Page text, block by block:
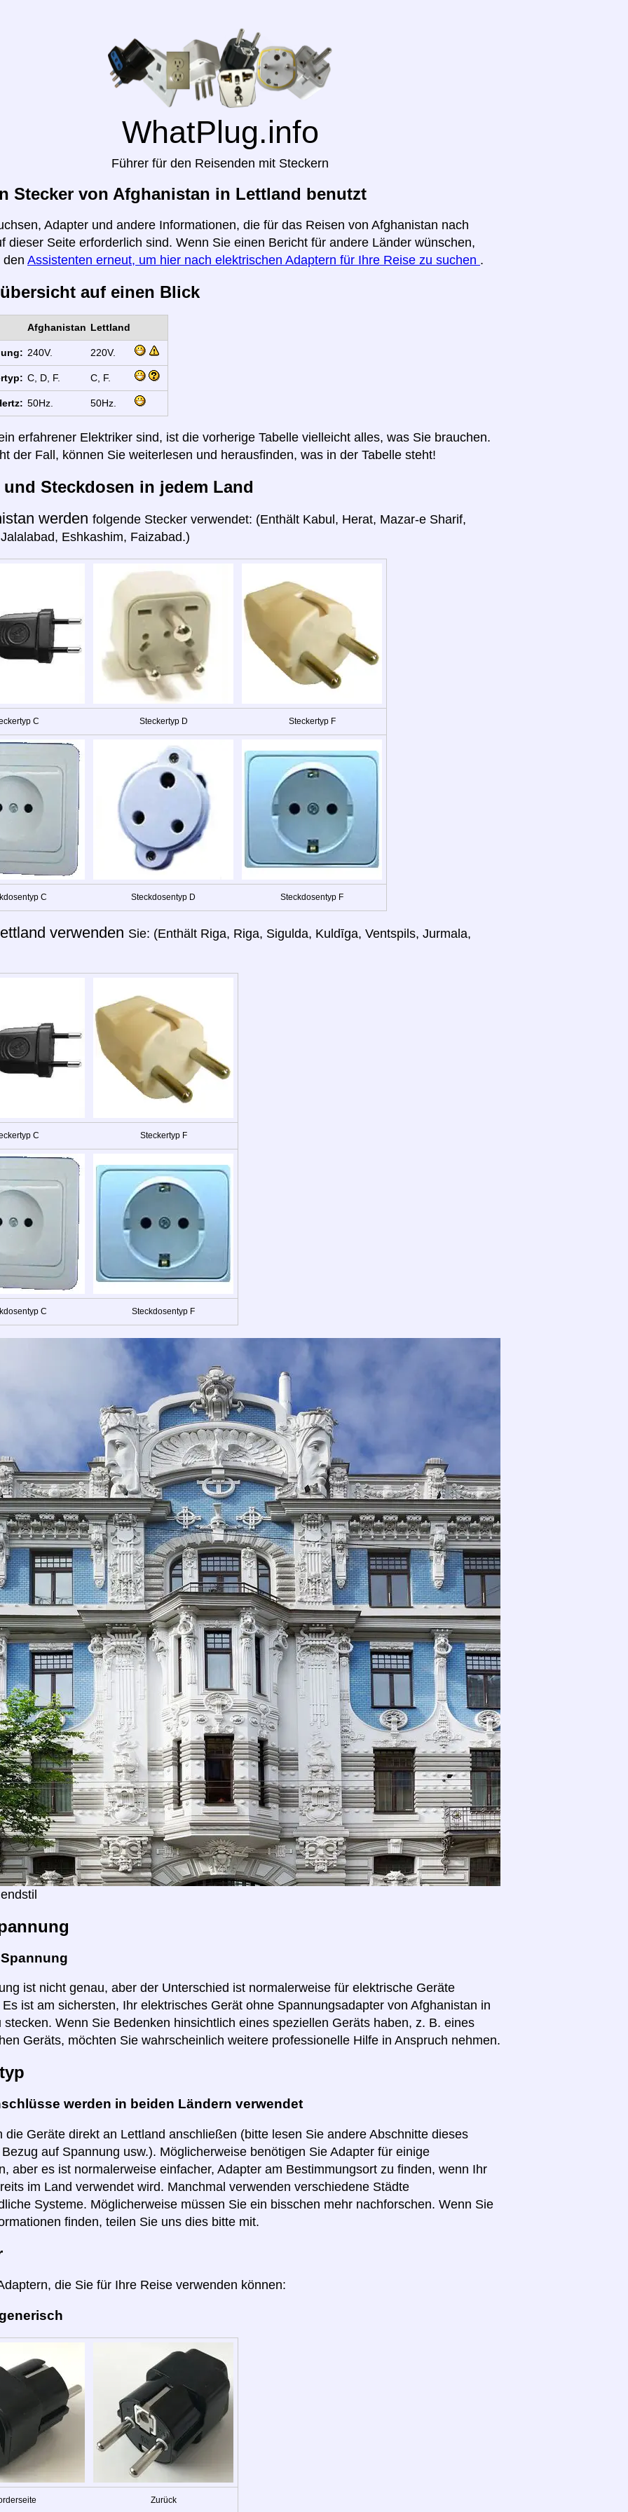
WhatPlug.info
Führer für den Reisenden mit Steckern
Stecker von Afghanistan in Lettland benutzt
Adapter und andere Informationen, die für das Reisen von Afghanistan nach
dieser Seite erforderlich sind. Wenn Sie einen Bericht für andere Länder wünschen,
den Assistenten erneut, um hier nach elektrischen Adaptern für Ihre Reise zu suchen .
auf einen Blick
Afghanistan Lettland
240V. 220V.
C, D, F. C, F.
50Hz. 50Hz.
erfahrener Elektriker sind, ist die vorherige Tabelle vielleicht alles, was Sie brauchen.
der Fall, können Sie weiterlesen und herausfinden, was in der Tabelle steht!
und Steckdosen in jedem Land
werden folgende Stecker verwendet: (Enthält Kabul, Herat, Mazar-e Sharif,
Eshkashim, Faizabad.)
C Steckertyp D Steckertyp F
C Steckdosentyp D Steckdosentyp F
verwenden Sie: (Enthält Riga, Riga, Sigulda, Kuldīga, Ventspils, Jurmala,
C Steckertyp F
C Steckdosentyp F
ist nicht genau, aber der Unterschied ist normalerweise für elektrische Geräte
ist am sichersten, Ihr elektrisches Gerät ohne Spannungsadapter von Afghanistan in
stecken. Wenn Sie Bedenken hinsichtlich eines speziellen Geräts haben, z. B. eines
Geräts, möchten Sie wahrscheinlich weitere professionelle Hilfe in Anspruch nehmen.
werden in beiden Ländern verwendet
die Geräte direkt an Lettland anschließen (bitte lesen Sie andere Abschnitte dieses
auf Spannung usw.). Möglicherweise benötigen Sie Adapter für einige
aber es ist normalerweise einfacher, Adapter am Bestimmungsort zu finden, wenn Ihr
im Land verwendet wird. Manchmal verwenden verschiedene Städte
Systeme. Möglicherweise müssen Sie ein bisschen mehr nachforschen. Wenn Sie
finden, teilen Sie uns dies bitte mit.
die Sie für Ihre Reise verwenden können:
Zurück